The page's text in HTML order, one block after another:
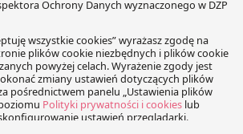
serdecznie dziękujemy za udział.
Share on X LinkedIn